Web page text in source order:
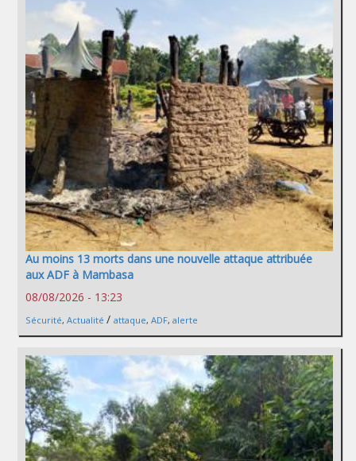
Au moins 13 morts dans une nouvelle attaque attribuée
aux ADF à Mambasa
08/08/2026 - 13:23
Sécurité, Actualité / attaque, ADF, alerte